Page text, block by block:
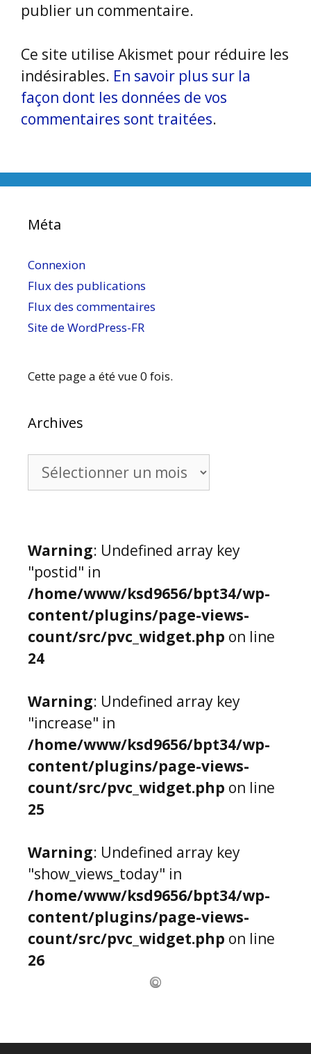
publier un commentaire.
Ce site utilise Akismet pour réduire les
indésirables. En savoir plus sur la
façon dont les données de vos
commentaires sont traitées.
Méta
Connexion
Flux des publications
Flux des commentaires
Site de WordPress-FR
Cette page a été vue 0 fois.
Archives
Warning: Undefined array key
"postid" in
/home/www/ksd9656/bpt34/wp-
content/plugins/page-views-
count/src/pvc_widget.php on line
24
Warning: Undefined array key
"increase" in
/home/www/ksd9656/bpt34/wp-
content/plugins/page-views-
count/src/pvc_widget.php on line
25
Warning: Undefined array key
"show_views_today" in
/home/www/ksd9656/bpt34/wp-
content/plugins/page-views-
count/src/pvc_widget.php on line
26